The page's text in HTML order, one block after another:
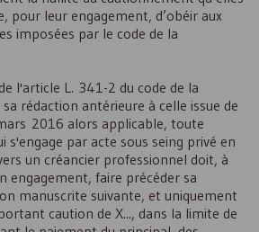
pour leur engagement, d’obéir aux
imposées par le code de la
l'article L. 341-2 du code de la
rédaction antérieure à celle issue de
2016 alors applicable, toute
s'engage par acte sous seing privé en
un créancier professionnel doit, à
engagement, faire précéder sa
manuscrite suivante, et uniquement
caution de X..., dans la limite de